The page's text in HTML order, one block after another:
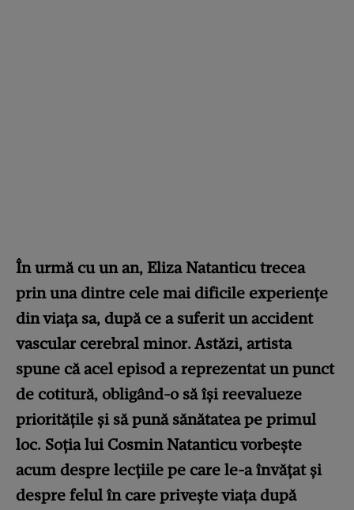
În urmă cu un an, Eliza Natanticu trecea
prin una dintre cele mai dificile experiențe
din viața sa, după ce a suferit un accident
vascular cerebral minor. Astăzi, artista
spune că acel episod a reprezentat un punct
de cotitură, obligând-o să își reevalueze
prioritățile și să pună sănătatea pe primul
loc. Soția lui Cosmin Natanticu vorbește
acum despre lecțiile pe care le-a învățat și
despre felul în care privește viața după